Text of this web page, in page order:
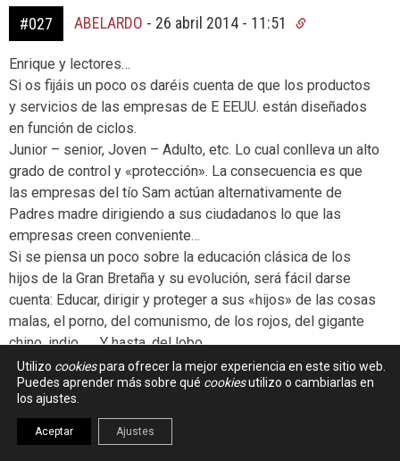
#027 ABELARDO - 26 abril 2014 - 11:51
Enrique y lectores…
Si os fijáis un poco os daréis cuenta de que los productos
y servicios de las empresas de E EEUU. están diseñados
en función de ciclos.
Junior – senior, Joven – Adulto, etc. Lo cual conlleva un alto
grado de control y «protección». La consecuencia es que
las empresas del tío Sam actúan alternativamente de
Padres madre dirigiendo a sus ciudadanos lo que las
empresas creen conveniente…
Si se piensa un poco sobre la educación clásica de los
hijos de la Gran Bretaña y su evolución, será fácil darse
cuenta: Educar, dirigir y proteger a sus «hijos» de las cosas
malas, el porno, del comunismo, de los rojos, del gigante
chino, indio, …. Y hasta .del lobo.
La última anécdota que me hace reír más es la de
Samsung. Como los teléfonos de Apple no llevan radio…
Los de Samsung tampoco.
Por no hablar de que a nivel de software están jugando con
Utilizo cookiespara ofrecer la mejor experiencia en este sitio web.
Puedes aprender más sobre qué cookiesutilizo o cambiarlas en
los ajustes.
Aceptar Ajustes